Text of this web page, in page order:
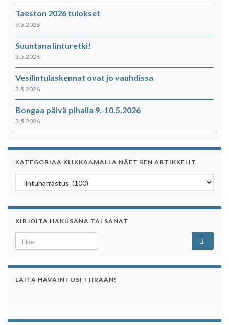
Taeston 2026 tulokset
9.5.2026
Suuntana linturetki!
3.5.2026
Vesilintulaskennat ovat jo vauhdissa
3.5.2026
Bongaa päivä pihalla 9.-10.5.2026
3.5.2026
KATEGORIAA KLIKKAAMALLA NÄET SEN ARTIKKELIT
Kategoriaa klikkaamalla näet sen artikkelit
KIRJOITA HAKUSANA TAI SANAT
Search for:
LAITA HAVAINTOSI TIIRAAN!